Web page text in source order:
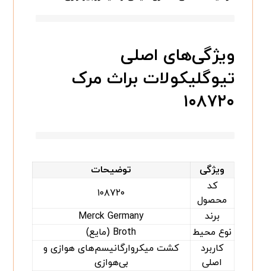
ویژگی‌های اصلی
تیوگلیکولات براث مرک
۱۰۸۷۲۰
ویژگی
توضیحات
کد
محصول
۱۰۸۷۲۰
برند
Merck Germany
نوع محیط
Broth (مایع)
کاربرد
اصلی
کشت میکروارگانیسم‌های هوازی و
بی‌هوازی